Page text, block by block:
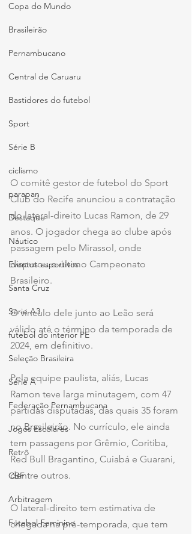
Copa do Mundo
Brasileirão
Pernambucano
Central de Caruaru
Bastidores do futebol
Sport
Série B
ciclismo
parapan
Destaque
Náutico
Eventos esportivos
Santa Cruz
Série A3
futebol do interior PE
Seleção Brasileira
Série A
Federação Pernambucana
Jogos Escolares
Retrô
CBF
Arbitragem
Futebol Feminino
O comitê gestor de futebol do Sport
Club do Recife anunciou a contratação
do lateral-direito Lucas Ramon, de 29
anos. O jogador chega ao clube após
passagem pelo Mirassol, onde
disputou o último Campeonato
Brasileiro.
O vínculo dele junto ao Leão será
válido até o término da temporada de
2024, em definitivo.
Pela equipe paulista, aliás, Lucas
Ramon teve larga minutagem, com 47
partidas disputadas, das quais 35 foram
no Brasileirão. No currículo, ele ainda
tem passagens por Grêmio, Coritiba,
Red Bull Bragantino, Cuiabá e Guarani,
dentre outros.
O lateral-direito tem estimativa de
chegada na pré-temporada, que tem